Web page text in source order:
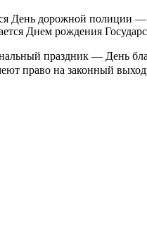
День дорожной
Днем рождения
праздник — День
право на законный